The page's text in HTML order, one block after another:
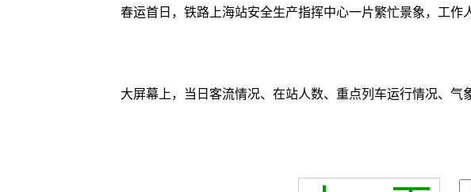
春运首日，铁路上海站安全生产指挥中心一片繁忙景象，工作
大屏幕上，当日客流情况、在站人数、重点列车运行情况、气